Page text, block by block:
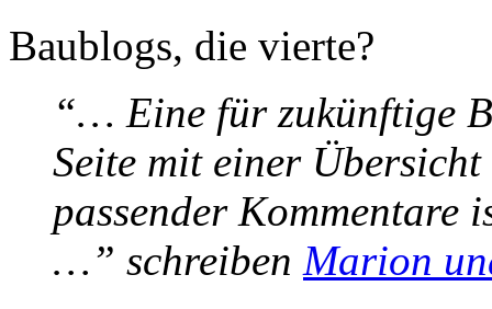
Baublogs, die vierte?
“… Eine für zukünftige
Seite mit einer
passender Kommentare
…” schreiben Marion